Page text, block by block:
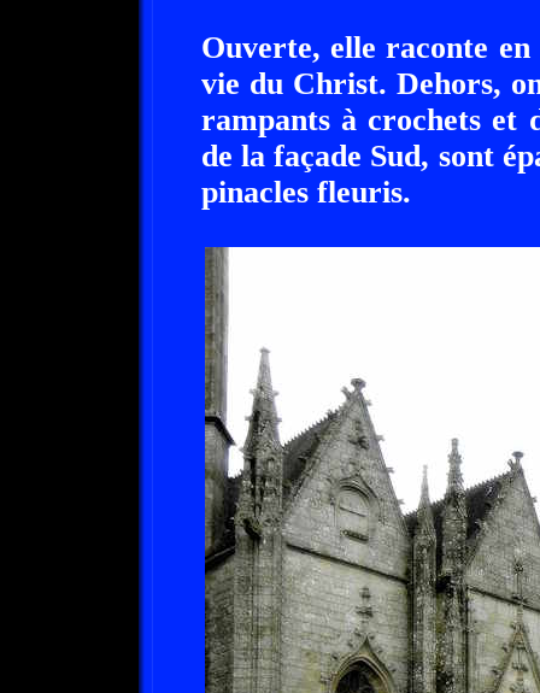
Ouverte, elle raconte
vie du Christ. Dehors,
rampants à crochets et
de la façade Sud, sont
pinacles fleuris.